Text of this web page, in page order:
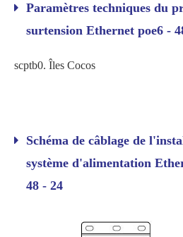
Paramètres techniques du
surtension Ethernet poe6 -
scptb0. Îles Cocos
Schéma de câblage de
système d'alimentation
48 - 24